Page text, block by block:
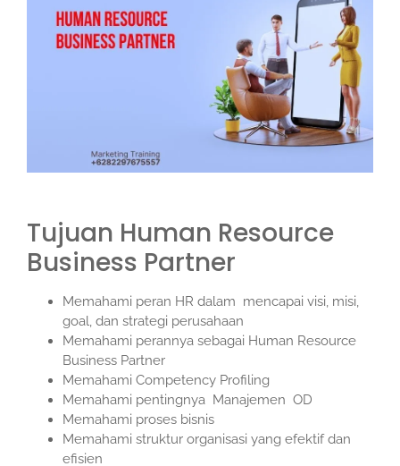
Tujuan Human Resource
Business Partner
Memahami peran HR dalam mencapai visi, misi,
goal, dan strategi perusahaan
Memahami perannya sebagai Human Resource
Business Partner
Memahami Competency Profiling
Memahami pentingnya Manajemen OD
Memahami proses bisnis
Memahami struktur organisasi yang efektif dan
efisien